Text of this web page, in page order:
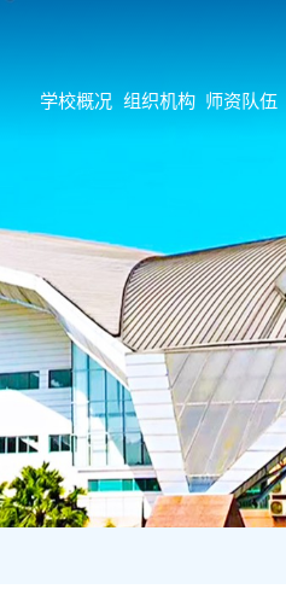
学校概况 组织机构 师资队伍